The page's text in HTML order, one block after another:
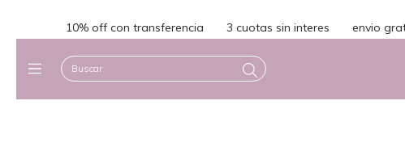
10% off con transferencia 3 cuotas sin interes envio gratis en